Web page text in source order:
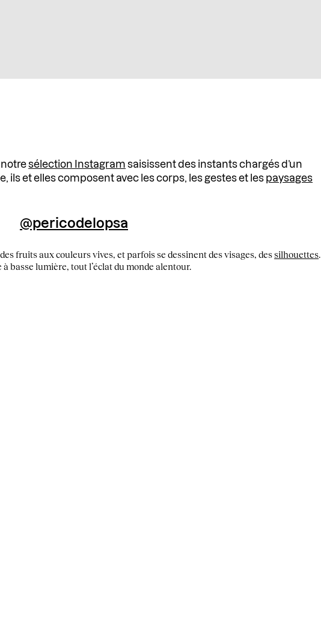
notresélection Instagram saisissent des instants chargés d’un
ils et elles composent avec les corps, les gestes et les paysages
@pericodelopsa
fruits aux couleurs vives, et parfois se dessinent des visages, dessilhouettes.
basse lumière, tout l’éclat du monde alentour.